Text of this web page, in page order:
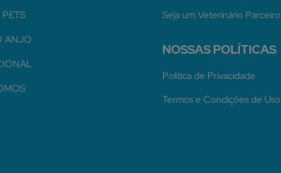
ANJO
Seja um Veterinário Parceiro
NOSSAS POLÍTICAS
Politica de Privacidade
Termos e Condições de Uso